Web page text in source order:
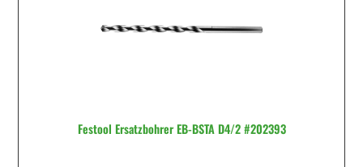
Festool Ersatzbohrer EB-BSTA D4/2 #202393